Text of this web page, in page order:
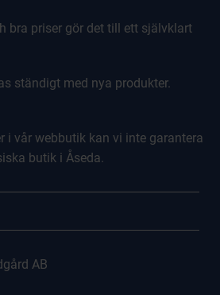
bra priser gör det till ett självklart
ständigt med nya produkter.
i vår webbutik kan vi inte garantera
butik i Åseda.
AB